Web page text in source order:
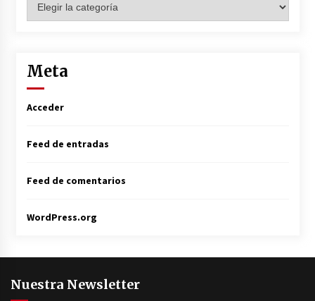
Meta
Acceder
Feed de entradas
Feed de comentarios
WordPress.org
Nuestra Newsletter